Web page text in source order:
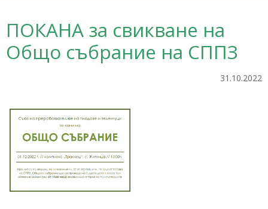
ПОКАНА за свикване на
Общо събрание на СППЗ
31.10.2022